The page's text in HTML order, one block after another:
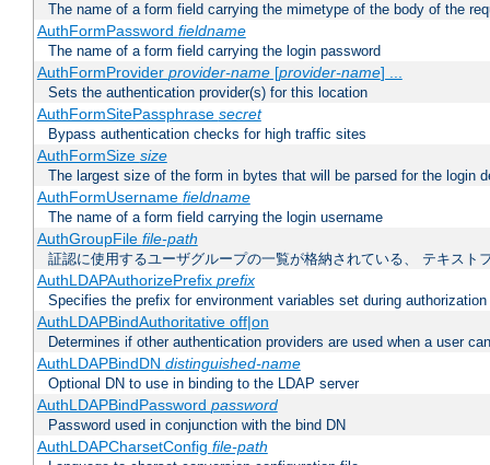
The name of a form field carrying the mimetype of the body of the
AuthFormPassword fieldname
The name of a form field carrying the login password
AuthFormProvider provider-name[provider-name] ...
Sets the authentication provider(s) for this location
AuthFormSitePassphrase secret
Bypass authentication checks for high traffic sites
AuthFormSize size
The largest size of the form in bytes that will be parsed for the login
AuthFormUsername fieldname
The name of a form field carrying the login username
AuthGroupFile file-path
証認に使用するユーザグループの一覧が格納されている、 テキスト
AuthLDAPAuthorizePrefix prefix
Specifies the prefix for environment variables set during authorization
AuthLDAPBindAuthoritative off|on
Determines if other authentication providers are used when a user
AuthLDAPBindDN distinguished-name
Optional DN to use in binding to the LDAP server
AuthLDAPBindPassword password
Password used in conjunction with the bind DN
AuthLDAPCharsetConfig file-path